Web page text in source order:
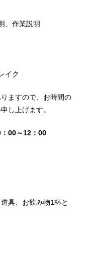
、作業説明
イク
ますので、お時間の
し上げます。
：00～12：00
具、お飲み物1杯と